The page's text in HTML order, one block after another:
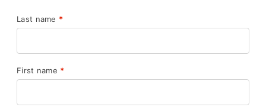
Last name *
First name *